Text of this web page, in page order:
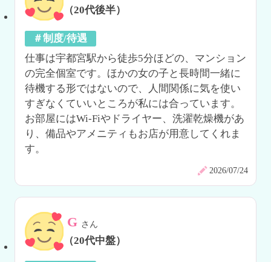
（20代後半）
＃制度/待遇
仕事は宇都宮駅から徒歩5分ほどの、マンション
の完全個室です。ほかの女の子と長時間一緒に
待機する形ではないので、人間関係に気を使い
すぎなくていいところが私には合っています。
お部屋にはWi-Fiやドライヤー、洗濯乾燥機があ
り、備品やアメニティもお店が用意してくれま
す。
2026/07/24
G さん
（20代中盤）